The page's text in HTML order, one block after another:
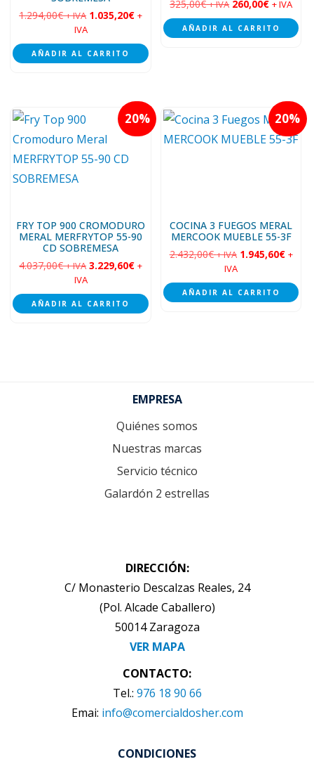
1.294,00€ + IVA 1.035,20€ +
IVA
AÑADIR AL CARRITO
325,00€ + IVA 260,00€ + IVA
AÑADIR AL CARRITO
20
FRY TOP 900 CROMODURO
MERAL MERFRYTOP 55-90
CD SOBREMESA
4.037,00€ + IVA 3.229,60€ +
IVA
AÑADIR AL CARRITO
20
COCINA 3 FUEGOS MERAL
MERCOOK MUEBLE 55-3F
2.432,00€ + IVA 1.945,60€ +
IVA
AÑADIR AL CARRITO
EMPRESA
Quiénes somos
Nuestras marcas
Servicio técnico
Galardón 2 estrellas
DIRECCIÓN:
C/ Monasterio Descalzas Reales, 24
(Pol. Alcade Caballero)
50014 Zaragoza
VER MAPA
CONTACTO:
Tel.: 976 18 90 66
Emai: info@comercialdosher.com
CONDICIONES